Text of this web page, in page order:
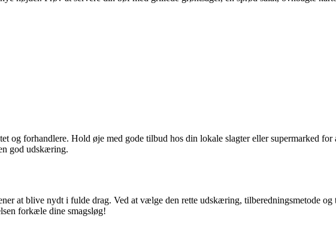
og forhandlere. Hold øje med gode tilbud hos din lokale slagter eller supermarked
god udskæring.
at blive nydt i fulde drag. Ved at vælge den rette udskæring, tilberedningsmetode
forkæle dine smagsløg!